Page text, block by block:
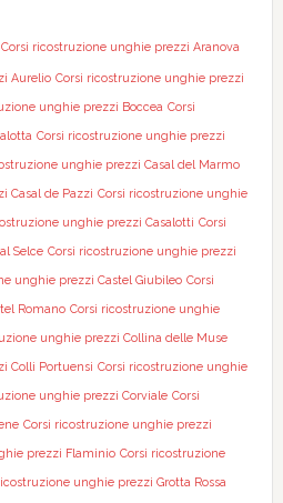
Corsi ricostruzione unghie prezzi Aranova
Aurelio Corsi ricostruzione unghie prezzi
unghie prezzi Boccea Corsi
Corsi ricostruzione unghie prezzi
unghie prezzi Casal del Marmo
Casal de Pazzi Corsi ricostruzione unghie
unghie prezzi Casalotti Corsi
Selce Corsi ricostruzione unghie prezzi
unghie prezzi Castel Giubileo Corsi
Romano Corsi ricostruzione unghie
unghie prezzi Collina delle Muse
Colli Portuensi Corsi ricostruzione unghie
unghie prezzi Corviale Corsi
Corsi ricostruzione unghie prezzi
prezzi Flaminio Corsi ricostruzione
unghie prezzi Grotta Rossa